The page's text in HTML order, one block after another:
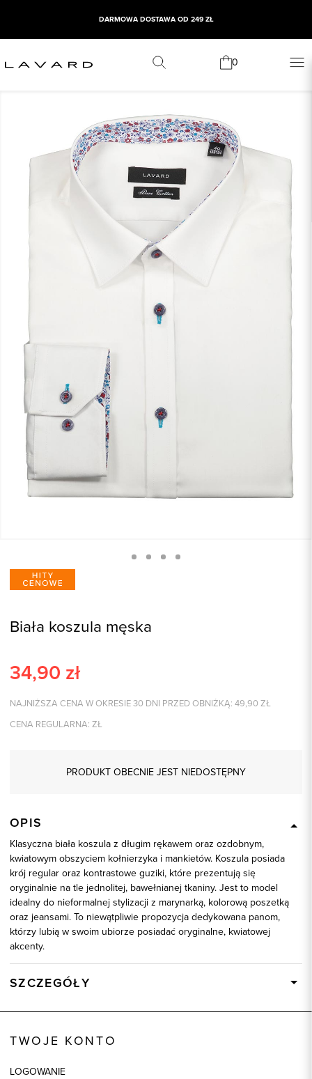
DARMOWA DOSTAWA OD 249 ZŁ
0
Biała koszula męska
34,90 zł
NAJNIŻSZA CENA W OKRESIE 30 DNI PRZED OBNIŻKĄ: 49,90 ZŁ
CENA REGULARNA: ZŁ
PRODUKT OBECNIE JEST NIEDOSTĘPNY
OPIS
Klasyczna biała koszula z długim rękawem oraz ozdobnym,
kwiatowym obszyciem kołnierzyka i mankietów. Koszula posiada
krój regular oraz kontrastowe guziki, które prezentują się
oryginalnie na tle jednolitej, bawełnianej tkaniny. Jest to model
idealny do nieformalnej stylizacji z marynarką, kolorową poszetką
oraz jeansami. To niewątpliwie propozycja dedykowana panom,
którzy lubią w swoim ubiorze posiadać oryginalne, kwiatowej
akcenty.
SZCZEGÓŁY
TWOJE KONTO
LOGOWANIE